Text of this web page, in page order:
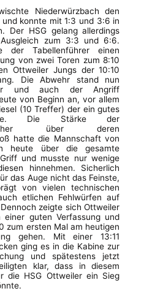
Niederwürzbach den
konnte mit 1:3 und 3:6 in
Der HSG gelang allerdings
zum 3:3 und 6:6.
der Tabellenführer einen
von zwei Toren zum 8:10
Ottweiler Jungs der 10:10
Die Abwehr stand nun
und auch der Angriff
von Beginn an, vor allem
(10 Treffer) der ein gutes
Die Stärke der
über deren
hatte die Mannschaft von
heute über die gesamte
und musste nur wenige
hinnehmen. Sicherlich
das Auge nicht das Feinste,
von vielen technischen
etlichen Fehlwürfen auf
zeigte sich Ottweiler
einer guten Verfassung und
zum ersten Mal am heutigen
gehen. Mit einer 13:11
ging es in die Kabine zur
und spätestens jetzt
klar, dass in diesem
die HSG Ottweiler ein Sieg